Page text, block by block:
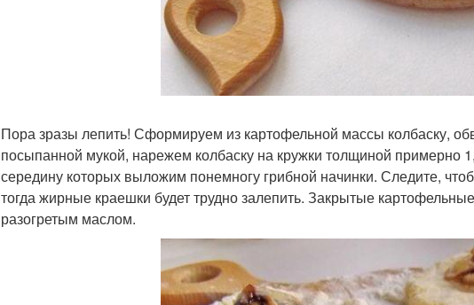
Пора зразы лепить! Сформируем из картофельной массы колбаску,
посыпанной мукой, нарежем колбаску на кружки толщиной примерно
середину которых выложим понемногу грибной начинки. Следите,
тогда жирные краешки будет трудно залепить. Закрытые
разогретым маслом.